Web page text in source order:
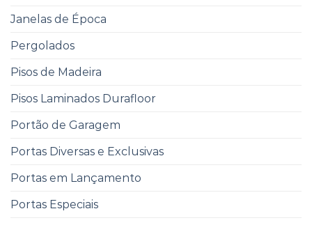
Janelas de Época
Pergolados
Pisos de Madeira
Pisos Laminados Durafloor
Portão de Garagem
Portas Diversas e Exclusivas
Portas em Lançamento
Portas Especiais